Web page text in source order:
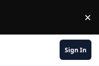
×
Sign In